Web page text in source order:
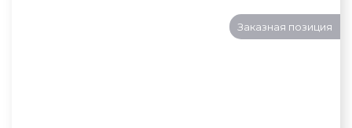
Заказная позиция